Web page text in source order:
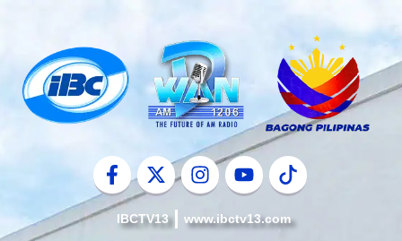
content
IBCTV13 www.ibctv13.com